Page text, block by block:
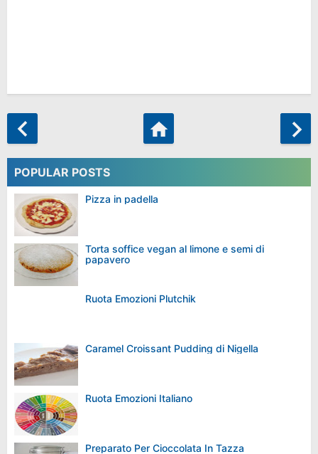
POPULAR POSTS
Pizza in padella
Torta soffice vegan al limone e semi di
papavero
Ruota Emozioni Plutchik
Caramel Croissant Pudding di Nigella
Ruota Emozioni Italiano
Preparato Per Cioccolata In Tazza